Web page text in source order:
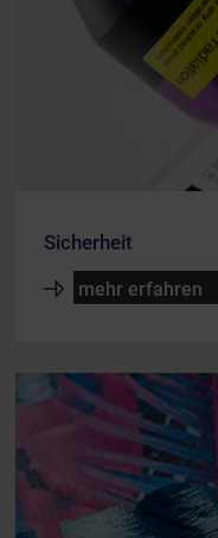
Sicherheit
mehr erfahren